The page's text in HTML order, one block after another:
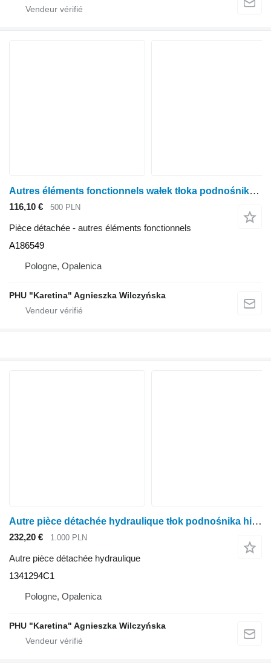
Autres éléments fonctionnels wałek tłoka podnośnika hitch A186549 pour tracteur à roues Case IH Case 5120 5130 5140 5150 5250
116,10 € 500 PLN
Pièce détachée - autres éléments fonctionnels
A186549
Pologne, Opalenica
PHU "Karetina" Agnieszka Wilczyńska
Autre pièce détachée hydraulique tłok podnośnika hitch 1341294C1 pour tracteur à roues Case IH Case 5120 5130 5140 5150 5250
232,20 € 1.000 PLN
Autre pièce détachée hydraulique
1341294C1
Pologne, Opalenica
PHU "Karetina" Agnieszka Wilczyńska